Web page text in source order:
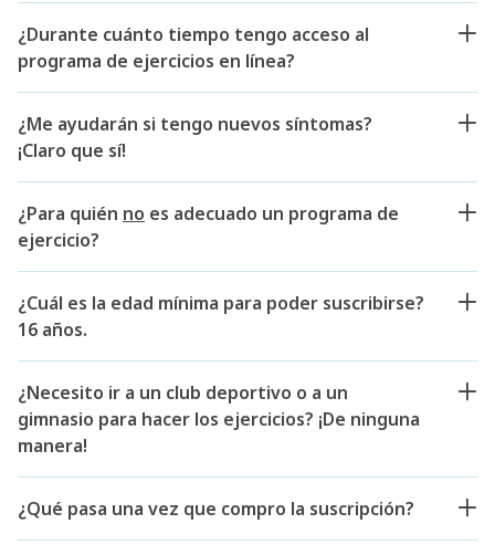
¿Durante cuánto tiempo tengo acceso al
programa de ejercicios en línea?
¿Me ayudarán si tengo nuevos síntomas?
¡Claro que sí!
¿Para quién no es adecuado un programa de
ejercicio?
¿Cuál es la edad mínima para poder suscribirse?
16 años.
¿Necesito ir a un club deportivo o a un
gimnasio para hacer los ejercicios? ¡De ninguna
manera!
¿Qué pasa una vez que compro la suscripción?